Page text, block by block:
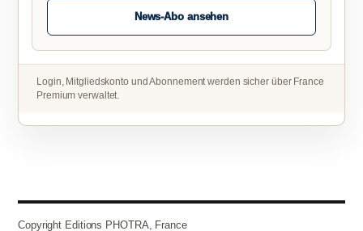
News-Abo ansehen
Login, Mitgliedskonto und Abonnement werden sicher über France
Premium verwaltet.
Copyright Editions PHOTRA, France